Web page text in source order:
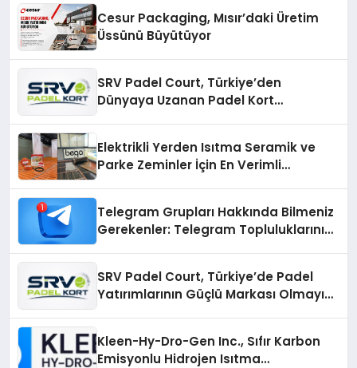
Cesur Packaging, Mısır’daki Üretim
Üssünü Büyütüyor
SRV Padel Court, Türkiye’den
Dünyaya Uzanan Padel Kort
Elektrikli Yerden Isıtma Seramik ve
Parke Zeminler İçin En Verimli
Telegram Grupları Hakkında Bilmeniz
Gerekenler: Telegram Topluluklarını
SRV Padel Court, Türkiye’de Padel
Yatırımlarının Güçlü Markası Olmayı
Kleen-Hy-Dro-Gen Inc., Sıfır Karbon
Emisyonlu Hidrojen Isıtma